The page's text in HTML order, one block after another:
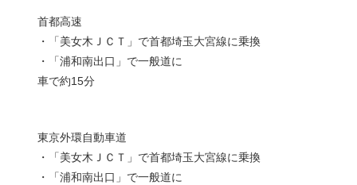
首都高速
・「美女木ＪＣＴ」で首都埼玉大宮線に乗換
・「浦和南出口」で一般道に
車で約15分
東京外環自動車道
・「美女木ＪＣＴ」で首都埼玉大宮線に乗換
・「浦和南出口」で一般道に